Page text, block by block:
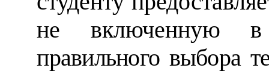
не включенную
правильного выбора